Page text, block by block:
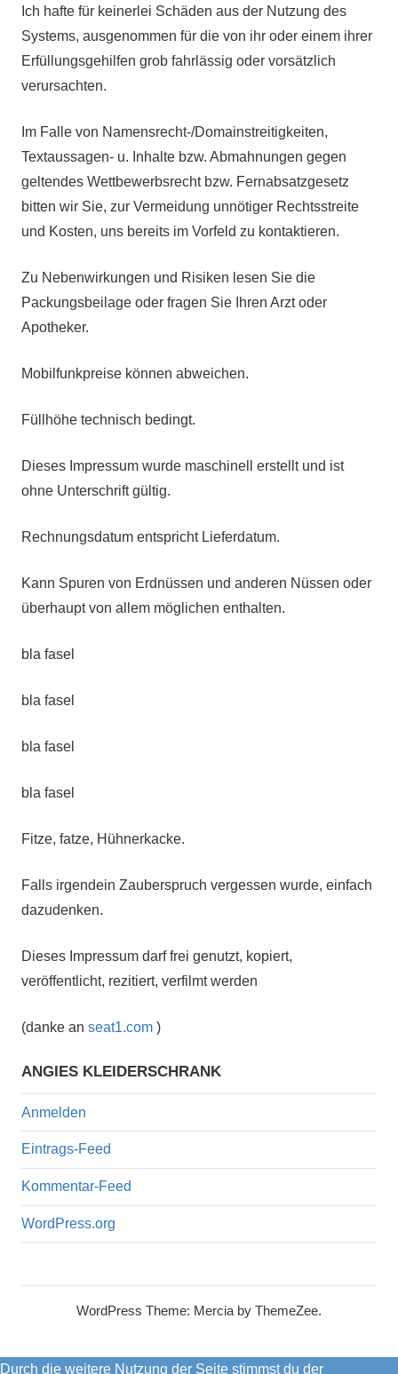
Ich hafte für keinerlei Schäden aus der Nutzung des
Systems, ausgenommen für die von ihr oder einem ihrer
Erfüllungsgehilfen grob fahrlässig oder vorsätzlich
verursachten.
Im Falle von Namensrecht-/Domainstreitigkeiten,
Textaussagen- u. Inhalte bzw. Abmahnungen gegen
geltendes Wettbewerbsrecht bzw. Fernabsatzgesetz
bitten wir Sie, zur Vermeidung unnötiger Rechtsstreite
und Kosten, uns bereits im Vorfeld zu kontaktieren.
Zu Nebenwirkungen und Risiken lesen Sie die
Packungsbeilage oder fragen Sie Ihren Arzt oder
Apotheker.
Mobilfunkpreise können abweichen.
Füllhöhe technisch bedingt.
Dieses Impressum wurde maschinell erstellt und ist
ohne Unterschrift gültig.
Rechnungsdatum entspricht Lieferdatum.
Kann Spuren von Erdnüssen und anderen Nüssen oder
überhaupt von allem möglichen enthalten.
bla fasel
bla fasel
bla fasel
bla fasel
Fitze, fatze, Hühnerkacke.
Falls irgendein Zauberspruch vergessen wurde, einfach
dazudenken.
Dieses Impressum darf frei genutzt, kopiert,
veröffentlicht, rezitiert, verfilmt werden
(danke an seat1.com )
ANGIES KLEIDERSCHRANK
Anmelden
Eintrags-Feed
Kommentar-Feed
WordPress.org
WordPress Theme: Mercia by ThemeZee.
Durch die weitere Nutzung der Seite stimmst du der